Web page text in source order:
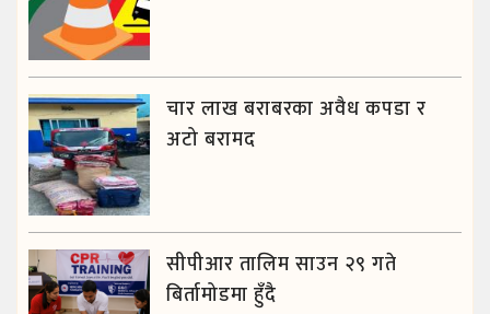
चार लाख बराबरका अवैध कपडा र
अटो बरामद
सीपीआर तालिम साउन २९ गते
बिर्तामोडमा हुँदै